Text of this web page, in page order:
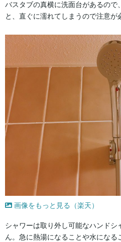
バスタブの真横に洗面台があるので
と、直ぐに濡れてしまうので注意が
画像をもっと見る（楽天）
シャワーは取り外し可能なハンド
ん。急に熱湯になることや水にな